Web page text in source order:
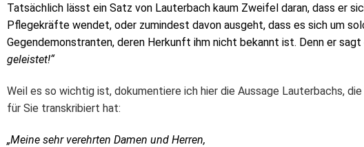
Tatsächlich lässt ein Satz von Lauterbach kaum Zweifel daran, dass er
Pflegekräfte wendet, oder zumindest davon ausgeht, dass es sich um
Gegendemonstranten, deren Herkunft ihm nicht bekannt ist. Denn er sagt
geleistet!“
Weil es so wichtig ist, dokumentiere ich hier die Aussage Lauterbachs,
für Sie transkribiert hat:
„Meine sehr verehrten Damen und Herren,